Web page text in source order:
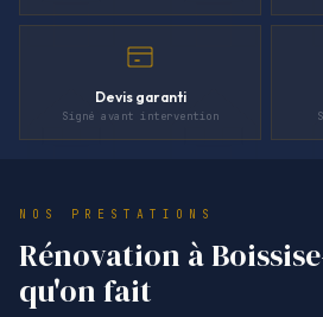
Devis garanti
Signé avant intervention
NOS PRESTATIONS
Rénovation à
qu'on fait